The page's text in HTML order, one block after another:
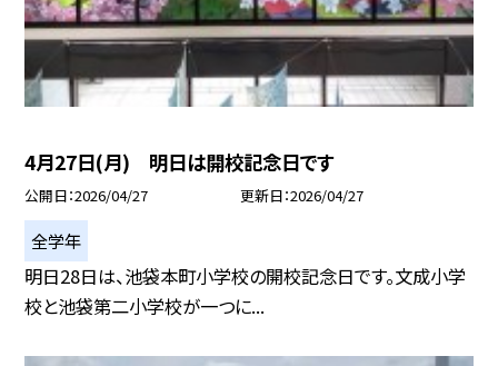
4月27日(月) 明日は開校記念日です
公開日 2026/04/27 更新日 2026/04/27
全学年
明日28日は、池袋本町小学校の開校記念日です。文成小学
校と池袋第二小学校が一つに...